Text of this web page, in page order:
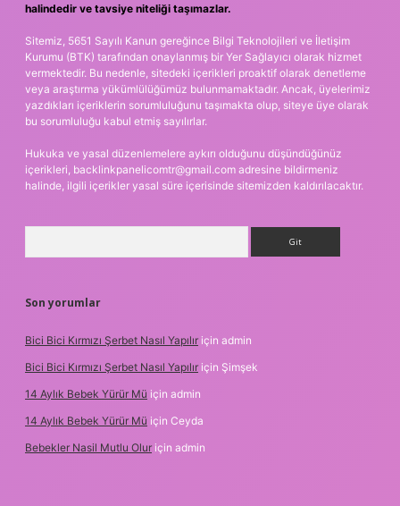
halindedir ve tavsiye niteliği taşımazlar.
Sitemiz, 5651 Sayılı Kanun gereğince Bilgi Teknolojileri ve İletişim
Kurumu (BTK) tarafından onaylanmış bir Yer Sağlayıcı olarak hizmet
vermektedir. Bu nedenle, sitedeki içerikleri proaktif olarak denetleme
veya araştırma yükümlülüğümüz bulunmamaktadır. Ancak, üyelerimiz
yazdıkları içeriklerin sorumluluğunu taşımakta olup, siteye üye olarak
bu sorumluluğu kabul etmiş sayılırlar.
Hukuka ve yasal düzenlemelere aykırı olduğunu düşündüğünüz
içerikleri, backlinkpanelicomtr@gmail.com adresine bildirmeniz
halinde, ilgili içerikler yasal süre içerisinde sitemizden kaldırılacaktır.
Son yorumlar
Bici Bici Kırmızı Şerbet Nasıl Yapılır için admin
Bici Bici Kırmızı Şerbet Nasıl Yapılır için Şimşek
14 Aylık Bebek Yürür Mü için admin
14 Aylık Bebek Yürür Mü için Ceyda
Bebekler Nasil Mutlu Olur için admin